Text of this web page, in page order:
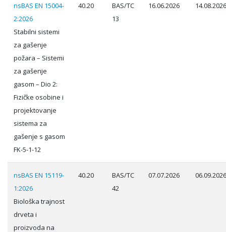
nsBAS EN 15004-
2:2026
Stabilni sistemi
za gašenje
požara – Sistemi
za gašenje
gasom – Dio 2:
Fizičke osobine i
projektovanje
sistema za
gašenje s gasom
FK-5-1-12
40.20
BAS/TC
13
16.06.2026 14.08.2026
nsBAS EN 15119-
1:2026
Biološka trajnost
drveta i
proizvoda na
40.20
BAS/TC
42
07.07.2026 06.09.2026